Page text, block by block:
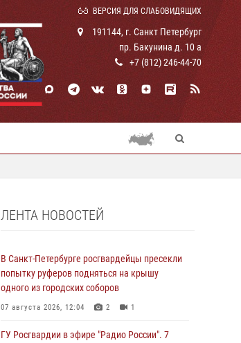
ВЕРСИЯ ДЛЯ СЛАБОВИДЯЩИХ
191144, г. Санкт Петербург
пр. Бакунина д. 10 а
+7 (812) 246-44-70
ЛЕНТА НОВОСТЕЙ
В Санкт-Петербурге росгвардейцы пресекли
попытку руферов подняться на крышу
одного из городских соборов
07 августа 2026, 12:04 2 1
ГУ Росгвардии в эфире "Радио России". 7